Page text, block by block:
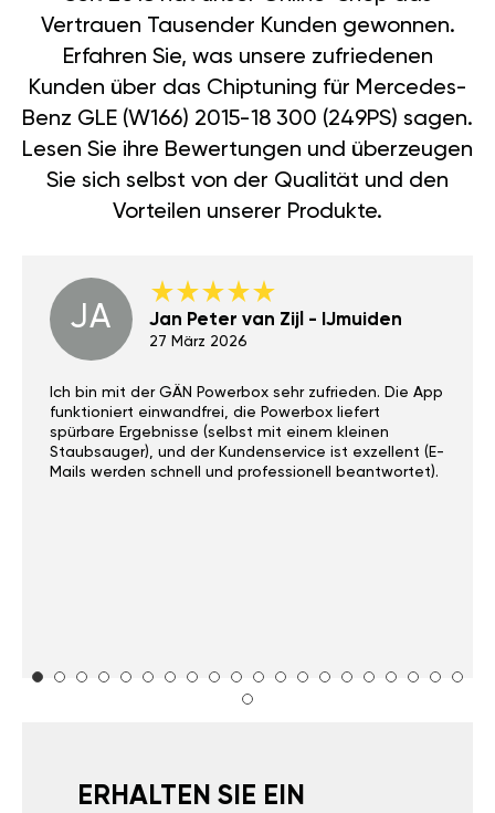
Vertrauen Tausender Kunden gewonnen.
Erfahren Sie, was unsere zufriedenen
Kunden über das Chiptuning für Mercedes-
Benz GLE (W166) 2015-18 300 (249PS) sagen.
Lesen Sie ihre Bewertungen und überzeugen
Sie sich selbst von der Qualität und den
Vorteilen unserer Produkte.
JA Jan Peter van Zijl - IJmuiden
27 März 2026
Ich bin mit der GÄN Powerbox sehr zufrieden. Die App
funktioniert einwandfrei, die Powerbox liefert
spürbare Ergebnisse (selbst mit einem kleinen
Staubsauger), und der Kundenservice ist exzellent (E-
Mails werden schnell und professionell beantwortet).
ERHALTEN SIE EIN